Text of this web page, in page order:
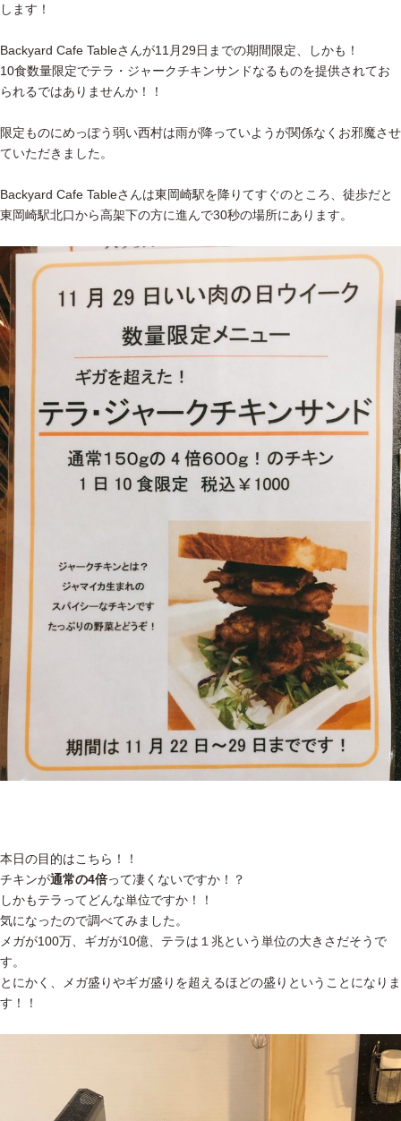
します！
Backyard Cafe Tableさんが11月29日までの期間限定、しかも！
10食数量限定でテラ・ジャークチキンサンドなるものを提供されてお
られるではありませんか！！
限定ものにめっぽう弱い西村は雨が降っていようが関係なくお邪魔させ
ていただきました。
Backyard Cafe Tableさんは東岡崎駅を降りてすぐのところ、徒歩だと
東岡崎駅北口から高架下の方に進んで30秒の場所にあります。
本日の目的はこちら！！
チキンが通常の4倍って凄くないですか！？
しかもテラってどんな単位ですか！！
気になったので調べてみました。
メガが100万、ギガが10億、テラは１兆という単位の大きさだそうで
す。
とにかく、メガ盛りやギガ盛りを超えるほどの盛りということになりま
す！！